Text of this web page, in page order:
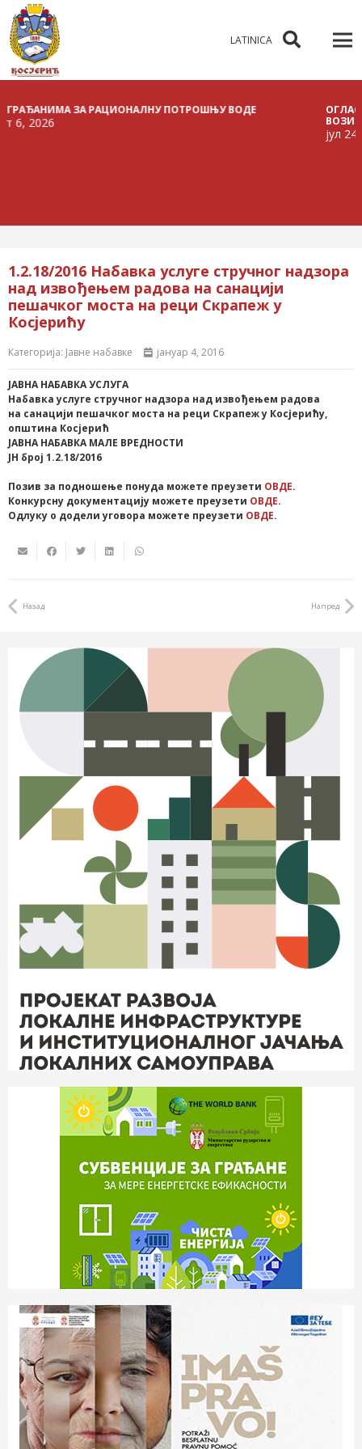
LATINICA
ЗА РАЦИОНАЛНУ ПОТРОШЊУ ВОДЕ
ОГЛАС О
ВОЗИЛА
јул 24, 2026
1.2.18/2016 Набавка услуге стручног надзора
над извођењем радова на санацији
пешачког моста на реци Скрапеж у
Косјерићу
Категорија: Јавне набавке јануар 4, 2016
ЈАВНА НАБАВКА УСЛУГА
Набавка услуге стручног надзора над извођењем радова
на санацији пешачког моста на реци Скрапеж у Косјерићу,
општина Косјерић
ЈАВНА НАБАВКА МАЛЕ ВРЕДНОСТИ
ЈН број 1.2.18/2016
Позив за подношење понуда можете преузети ОВДЕ.
Конкурсну документацију можете преузети ОВДЕ.
Одлуку о додели уговора можете преузети ОВДЕ.
Назад Напред